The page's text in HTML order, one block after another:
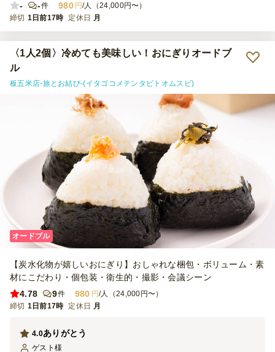
-
-件 980 円/人（24,000円〜）
締切 1日前17時 定休日 月
〈1人2個〉冷めても美味しい！おにぎりオードブ
ル
板五米店-旅とお結び-(イタゴコメテンタビトオムスビ)
オードブル
【炭水化物が嬉しいおにぎり】おしゃれな梱包・ボリューム・素
材にこだわり・個包装・衛生的・撮影・会議シーン
4.78
9件 980 円/人（24,000円〜）
締切 1日前17時 定休日 月
ありがとう
4.0
ゲスト 様